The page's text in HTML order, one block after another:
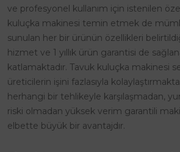
ve profesyonel kullanım için istenilen
kuluçka makinesi temin etmek de
sunulan her bir ürünün özellikleri
hizmet ve 1 yıllık ürün garantisi de
katlamaktadır. Tavuk kuluçka makinesi
üreticilerin işini fazlasıyla
herhangi bir tehlikeyle karşılaşmadan,
riski olmadan yüksek verim garantili
elbette büyük bir avantajdır.